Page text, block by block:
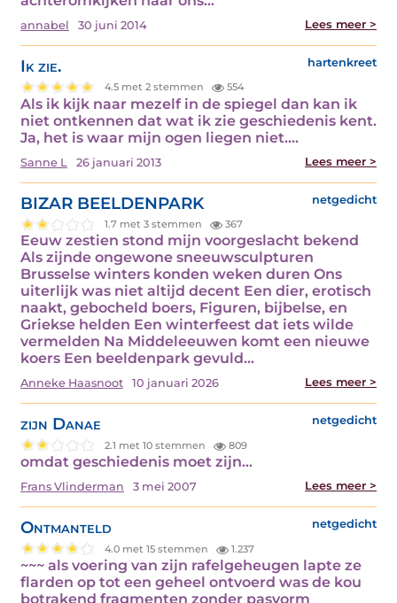
annabel 30 juni 2014 Lees meer >
Ik zie. hartenkreet
4.5 met 2 stemmen 554
Als ik kijk naar mezelf in de spiegel dan kan ik
niet ontkennen dat wat ik zie geschiedenis kent.
Ja, het is waar mijn ogen liegen niet.…
Sanne L 26 januari 2013 Lees meer >
BIZAR BEELDENPARK netgedicht
1.7 met 3 stemmen 367
Eeuw zestien stond mijn voorgeslacht bekend
Als zijnde ongewone sneeuwsculpturen
Brusselse winters konden weken duren Ons
uiterlijk was niet altijd decent Een dier, erotisch
naakt, gebocheld boers, Figuren, bijbelse, en
Griekse helden Een winterfeest dat iets wilde
vermelden Na Middeleeuwen komt een nieuwe
koers Een beeldenpark gevuld…
Anneke Haasnoot 10 januari 2026 Lees meer >
zijn Danae netgedicht
2.1 met 10 stemmen 809
omdat geschiedenis moet zijn…
Frans Vlinderman 3 mei 2007 Lees meer >
Ontmanteld netgedicht
4.0 met 15 stemmen 1.237
~~~ als voering van zijn rafelgeheugen lapte ze
flarden op tot een geheel ontvoerd was de kou
botrakend fragmenten zonder pasvorm